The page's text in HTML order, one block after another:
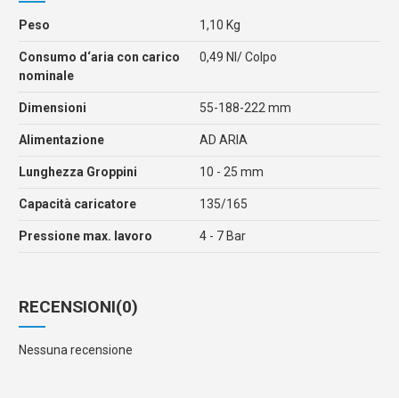
Peso 1,10 Kg
Consumo d‘aria con carico
nominale
0,49 Nl/ Colpo
Dimensioni 55-188-222 mm
Alimentazione AD ARIA
Lunghezza Groppini 10 - 25 mm
Capacità caricatore 135/165
Pressione max. lavoro 4 - 7 Bar
RECENSIONI(0)
Nessuna recensione